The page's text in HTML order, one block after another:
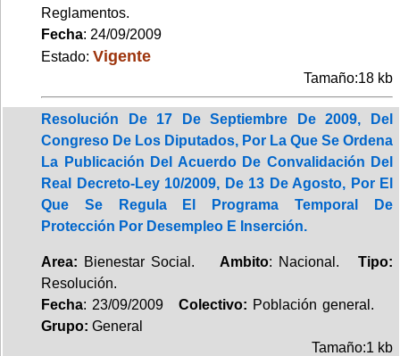
Reglamentos.
Fecha: 24/09/2009
Estado: Vigente
Tamaño:18 kb
Resolución De 17 De Septiembre De 2009, Del
Congreso De Los Diputados, Por La Que Se Ordena
La Publicación Del Acuerdo De Convalidación Del
Real Decreto-Ley 10/2009, De 13 De Agosto, Por El
Que Se Regula El Programa Temporal De
Protección Por Desempleo E Inserción.
Area: Bienestar Social. Ambito: Nacional. Tipo:
Resolución.
Fecha: 23/09/2009Colectivo: Población general.
Grupo: General
Tamaño:1 kb